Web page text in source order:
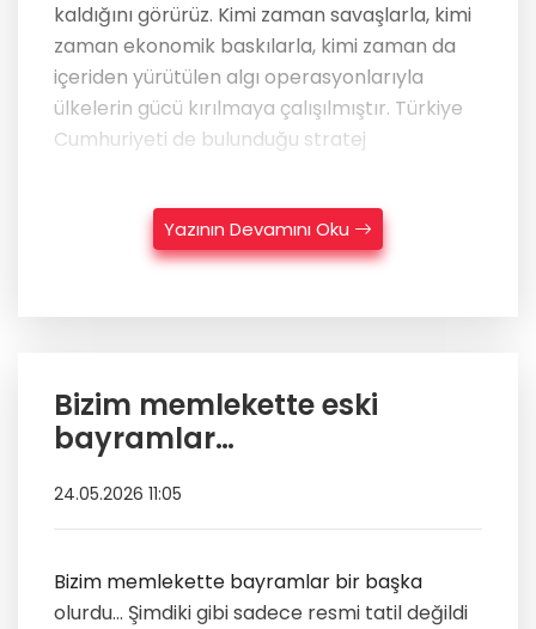
kaldığını görürüz. Kimi zaman savaşlarla, kimi
zaman ekonomik baskılarla, kimi zaman da
içeriden yürütülen algı operasyonlarıyla
ülkelerin gücü kırılmaya çalışılmıştır. Türkiye
Cumhuriyeti de bulunduğu stratej
Yazının Devamını Oku
Bizim memlekette eski
bayramlar…
24.05.2026 11:05
Bizim memlekette bayramlar bir başka
olurdu… Şimdiki gibi sadece resmi tatil değildi